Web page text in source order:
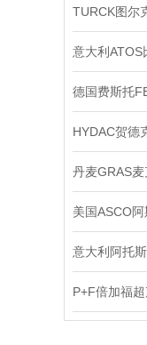
P+F倍加福